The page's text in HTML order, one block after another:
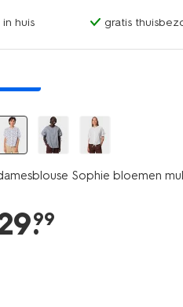
huis gratis
Sophie bloemen
.
99